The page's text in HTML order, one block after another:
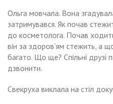
Ольга мовчала. Вона
затримувався. Як почав
до косметолога. Почав
він за здоров’ям стежить, а
багато. Що ще? Спільні друзі
дзвонити.
Свекруха виклала на стіл